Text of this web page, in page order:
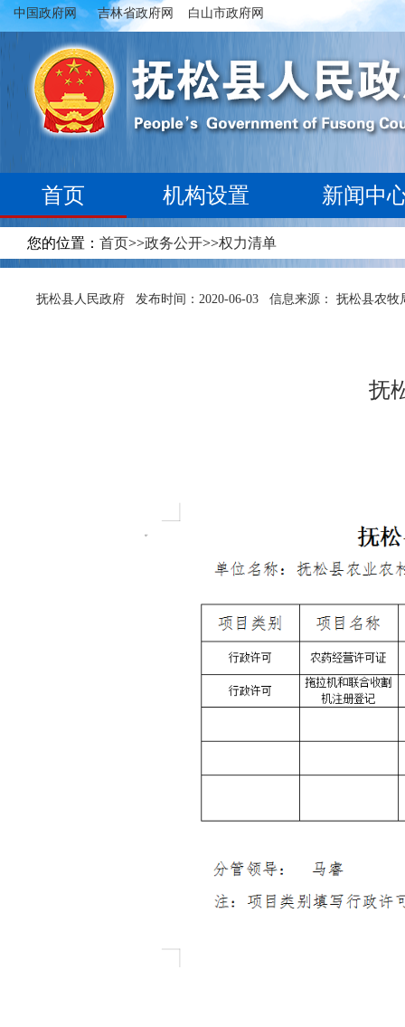
中国政府网 吉林省政府网 白山市政府网
首页 机构设置
新闻中
专题专栏
您的位置： 首页>>政务公开>>权力清单
抚松县人民政府 发布时间：2020-06-03 信息来源： 抚松县农牧
抚